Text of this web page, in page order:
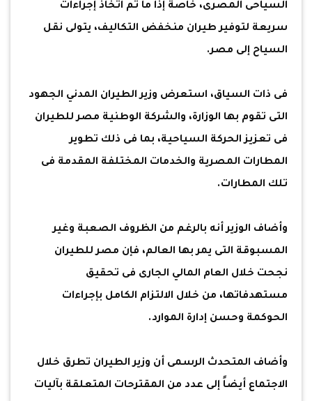
السياحى المصرى، خاصة إذا ما تم اتخاذ إجراءات
سريعة لتوفير طيران منخفض التكاليف، يتولى نقل
السياح إلى مصر.
فى ذات السياق، استعرض وزير الطيران المدني الجهود
التى تقوم بها الوزارة، والشركة الوطنية مصر للطيران
فى تعزيز الحركة السياحية، بما فى ذلك تطوير
المطارات المصرية والخدمات المختلفة المقدمة فى
تلك المطارات.
وأضاف الوزير أنه بالرغم من الظروف الصعبة وغير
المسبوقة التى يمر بها العالم، فإن مصر للطيران
نجحت خلال العام المالي الجارى فى تحقيق
مستهدفاتها، من خلال الالتزام الكامل بإجراءات
الحوكمة وحسن إدارة الموارد.
وأضاف المتحدث الرسمى أن وزير الطيران تطرق خلال
الاجتماع أيضاً إلى عدد من المقترحات المتعلقة بآليات